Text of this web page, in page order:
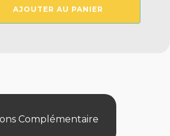
AJOUTER AU PANIER
Complémentaire